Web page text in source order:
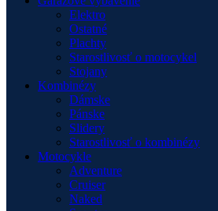
Elektro
Ostatné
Plachty
Starostlivosť o motocykel
Stojany
Kombinézy
Dámske
Pánske
Slidery
Starostlivosť o kombinézy
Motocykle
Adventure
Cruiser
Naked